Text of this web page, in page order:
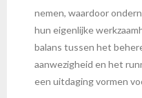
nemen, waardoor
hun eigenlijke
balans tussen het
aanwezigheid en het
een uitdaging vormen